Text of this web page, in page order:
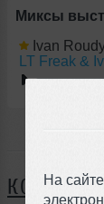
На
Миксы
Ivan
LT Freak &